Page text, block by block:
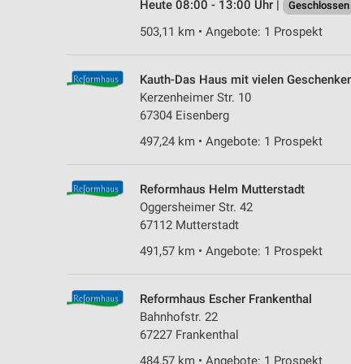
Heute 08:00 - 13:00 Uhr |
Geschlossen
503,11 km • Angebote: 1 Prospekt
Kauth-Das Haus mit vielen
Kerzenheimer Str. 10
67304 Eisenberg
497,24 km • Angebote: 1 Prospekt
Reformhaus Helm Mutterstadt
Oggersheimer Str. 42
67112 Mutterstadt
491,57 km • Angebote: 1 Prospekt
Reformhaus Escher Frankenthal
Bahnhofstr. 22
67227 Frankenthal
484,57 km • Angebote: 1 Prospekt